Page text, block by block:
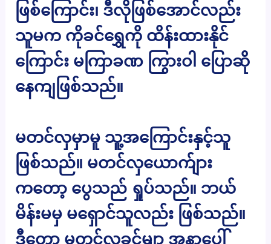
ဖြစ်ကြောင်း၊ ဒီလိုဖြစ်အောင်လည်း
သူမက ကိုခင်ရွှေကို ထိန်းထားနိုင်
ကြောင်း မကြာခဏ ကြွားဝါ ပြောဆို
နေကျဖြစ်သည်။
မတင်လှမှာမူ သူ့အကြောင်းနှင့်သူ
ဖြစ်သည်။ မတင်လှယောက်ျား
ကတော့ ပွေသည် ရှုပ်သည်။ ဘယ်
မိန်းမမှ မရှောင်သူလည်း ဖြစ်သည်။
ဒီတော့ မတင်လှခင်မျာ အနာပေါ်